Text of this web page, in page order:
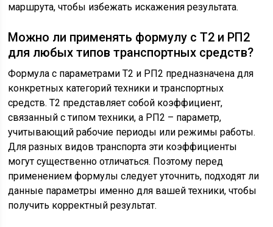
маршрута, чтобы избежать искажения результата.
Можно ли применять формулу с Т2 и РП2
для любых типов транспортных средств?
Формула с параметрами Т2 и РП2 предназначена для
конкретных категорий техники и транспортных
средств. Т2 представляет собой коэффициент,
связанный с типом техники, а РП2 – параметр,
учитывающий рабочие периоды или режимы работы.
Для разных видов транспорта эти коэффициенты
могут существенно отличаться. Поэтому перед
применением формулы следует уточнить, подходят ли
данные параметры именно для вашей техники, чтобы
получить корректный результат.